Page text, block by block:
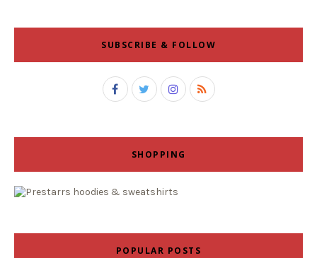
SUBSCRIBE & FOLLOW
SHOPPING
POPULAR POSTS